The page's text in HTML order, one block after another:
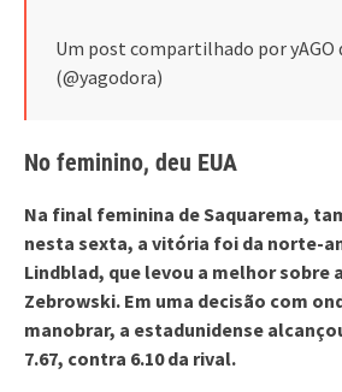
Um post compartilhado por yAGO
(@yagodora)
No feminino, deu EUA
Na final feminina de Saquarema,
nesta sexta, a vitória foi da norte-
Lindblad, que levou a melhor sobre
Zebrowski. Em uma decisão com
manobrar, a estadunidense
7.67, contra 6.10 da rival.